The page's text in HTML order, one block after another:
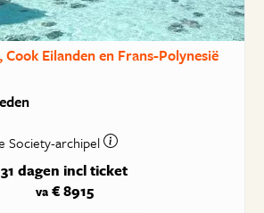
Eilanden en Frans-Polynesië
Society-archipel
31 dagen incl ticket
va€ 8915